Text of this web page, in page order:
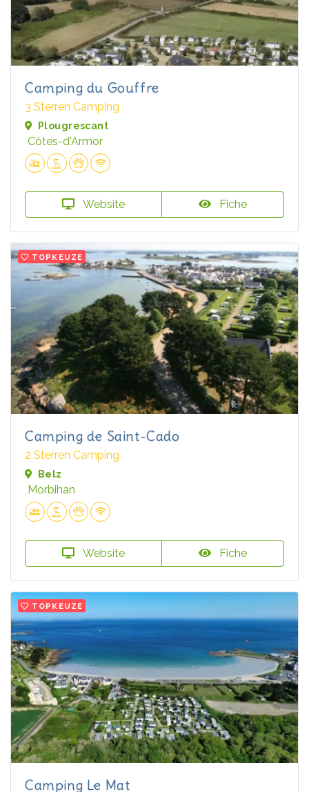
Camping du Gouffre
3 Sterren Camping
Plougrescant
Côtes-d'Armor
Website Fiche
TOPKEUZE
Camping de Saint-Cado
2 Sterren Camping
Belz
Morbihan
Website Fiche
TOPKEUZE
Camping Le Mat